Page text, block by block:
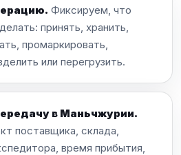
Фиксируем, что
принять, хранить,
промаркировать,
или перегрузить.
в Маньчжурии.
поставщика, склада,
время прибытия,